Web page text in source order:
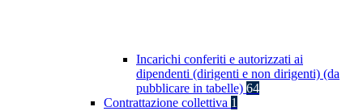
Incarichi conferiti e autorizzati ai
dipendenti (dirigenti e non dirigenti) (da
pubblicare in tabelle) 64
Contrattazione collettiva 1